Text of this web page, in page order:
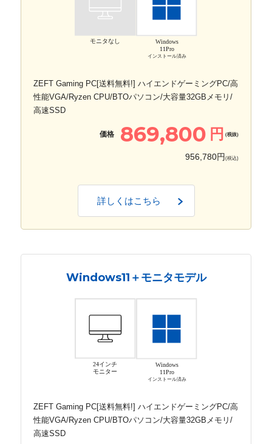
モニタなし
Windows
11Pro
インストール済み
ZEFT Gaming PC[送料無料!] ハイエンドゲーミングPC/高
性能VGA/Ryzen CPU/BTOパソコン/大容量32GBメモリ/
高速SSD
価格 869,800 円 (税抜)
956,780円 (税込)
詳しくはこちら
Windows11＋モニタモデル
24インチ
モニター
Windows
11Pro
インストール済み
ZEFT Gaming PC[送料無料!] ハイエンドゲーミングPC/高
性能VGA/Ryzen CPU/BTOパソコン/大容量32GBメモリ/
高速SSD